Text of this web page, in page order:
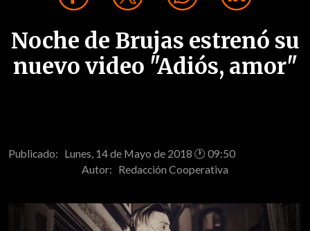
Noche de Brujas estrenó su
nuevo video "Adiós, amor"
Publicado: Lunes, 14 de Mayo de 2018 🕐 09:50
Autor: Redacción Cooperativa